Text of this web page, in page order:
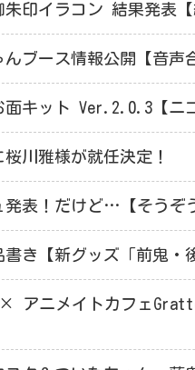
印イラコン 結果発表【
んブース情報公開【音声
面キット Ver.2.0.3【ニ
川雅様が就任決定！
表！だけど…【そうぞ
き【新グッズ「前鬼・
× アニメイトカフェ